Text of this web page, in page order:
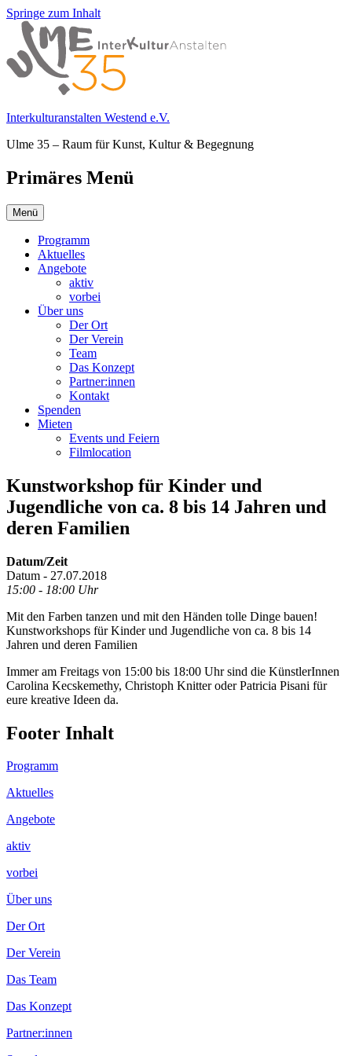
Springe zum Inhalt
Interkulturanstalten Westend e.V.
Ulme 35 – Raum für Kunst, Kultur & Begegnung
Primäres Menü
Menü
Programm
Aktuelles
Angebote
aktiv
vorbei
Über uns
Der Ort
Der Verein
Team
Das Konzept
Partner:innen
Kontakt
Spenden
Mieten
Events und Feiern
Filmlocation
Kunstworkshop für Kinder und
Jugendliche von ca. 8 bis 14 Jahren und
deren Familien
Datum/Zeit
Datum - 27.07.2018
15:00 - 18:00 Uhr
Mit den Farben tanzen und mit den Händen tolle Dinge bauen!
Kunstworkshops für Kinder und Jugendliche von ca. 8 bis 14
Jahren und deren Familien
Immer am Freitags von 15:00 bis 18:00 Uhr sind die KünstlerInnen
Carolina Kecskemethy, Christoph Knitter oder Patricia Pisani für
eure kreative Ideen da.
Footer Inhalt
Programm
Aktuelles
Angebote
aktiv
vorbei
Über uns
Der Ort
Der Verein
Das Team
Das Konzept
Partner:innen